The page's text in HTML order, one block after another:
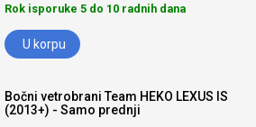
Rok isporuke 5 do 10 radnih dana
U korpu
Bočni vetrobrani Team HEKO LEXUS IS
(2013+) - Samo prednji